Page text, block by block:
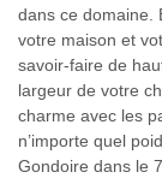
dans ce domaine.
votre maison et
savoir-faire de
largeur de votre
charme avec les
n’importe quel
Gondoire dans le